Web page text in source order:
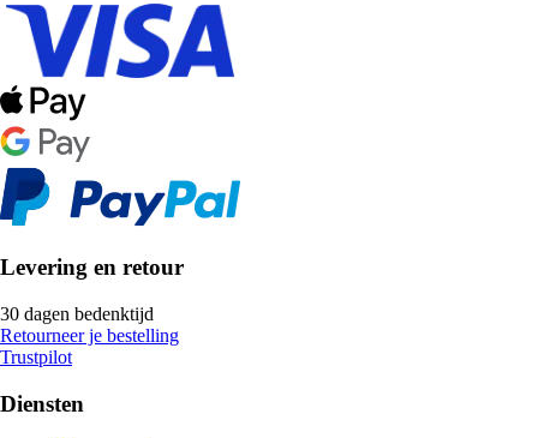
Levering en retour
30 dagen bedenktijd
Retourneer je bestelling
Trustpilot
Diensten